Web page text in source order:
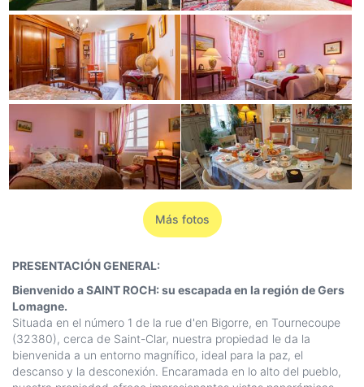
Más fotos
PRESENTACIÓN GENERAL:
Bienvenido a SAINT ROCH: su escapada en la región de Gers
Lomagne.
Situada en el número 1 de la rue d'en Bigorre, en Tournecoupe
(32380), cerca de Saint-Clar, nuestra propiedad le da la
bienvenida a un entorno magnífico, ideal para la paz, el
descanso y la desconexión. Encaramada en lo alto del pueblo,